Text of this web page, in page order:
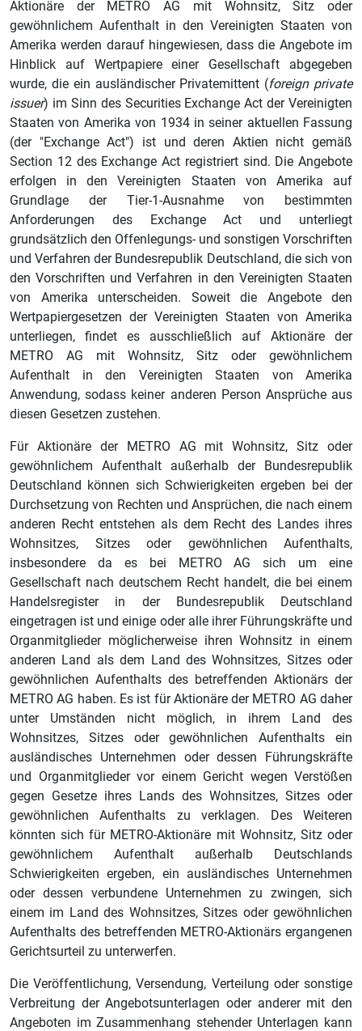
Aktionäre der METRO AG mit Wohnsitz, Sitz oder
gewöhnlichem Aufenthalt in den Vereinigten Staaten von
Amerika werden darauf hingewiesen, dass die Angebote im
Hinblick auf Wertpapiere einer Gesellschaft abgegeben
wurde, die ein ausländischer Privatemittent (foreign private
issuer) im Sinn des Securities Exchange Act der Vereinigten
Staaten von Amerika von 1934 in seiner aktuellen Fassung
(der "Exchange Act") ist und deren Aktien nicht gemäß
Section 12 des Exchange Act registriert sind. Die Angebote
erfolgen in den Vereinigten Staaten von Amerika auf
Grundlage der Tier‑1‑Ausnahme von bestimmten
Anforderungen des Exchange Act und unterliegt
grundsätzlich den Offenlegungs‑ und sonstigen Vorschriften
und Verfahren der Bundesrepublik Deutschland, die sich von
den Vorschriften und Verfahren in den Vereinigten Staaten
von Amerika unterscheiden. Soweit die Angebote den
Wertpapiergesetzen der Vereinigten Staaten von Amerika
unterliegen, findet es ausschließlich auf Aktionäre der
METRO AG mit Wohnsitz, Sitz oder gewöhnlichem
Aufenthalt in den Vereinigten Staaten von Amerika
Anwendung, sodass keiner anderen Person Ansprüche aus
diesen Gesetzen zustehen.
Für Aktionäre der METRO AG mit Wohnsitz, Sitz oder
gewöhnlichem Aufenthalt außerhalb der Bundesrepublik
Deutschland können sich Schwierigkeiten ergeben bei der
Durchsetzung von Rechten und Ansprüchen, die nach einem
anderen Recht entstehen als dem Recht des Landes ihres
Wohnsitzes, Sitzes oder gewöhnlichen Aufenthalts,
insbesondere da es bei METRO AG sich um eine
Gesellschaft nach deutschem Recht handelt, die bei einem
Handelsregister in der Bundesrepublik Deutschland
eingetragen ist und einige oder alle ihrer Führungskräfte und
Organmitglieder möglicherweise ihren Wohnsitz in einem
anderen Land als dem Land des Wohnsitzes, Sitzes oder
gewöhnlichen Aufenthalts des betreffenden Aktionärs der
METRO AG haben. Es ist für Aktionäre der METRO AG daher
unter Umständen nicht möglich, in ihrem Land des
Wohnsitzes, Sitzes oder gewöhnlichen Aufenthalts ein
ausländisches Unternehmen oder dessen Führungskräfte
und Organmitglieder vor einem Gericht wegen Verstößen
gegen Gesetze ihres Lands des Wohnsitzes, Sitzes oder
gewöhnlichen Aufenthalts zu verklagen. Des Weiteren
könnten sich für METRO-Aktionäre mit Wohnsitz, Sitz oder
gewöhnlichem Aufenthalt außerhalb Deutschlands
Schwierigkeiten ergeben, ein ausländisches Unternehmen
oder dessen verbundene Unternehmen zu zwingen, sich
einem im Land des Wohnsitzes, Sitzes oder gewöhnlichen
Aufenthalts des betreffenden METRO-Aktionärs ergangenen
Gerichtsurteil zu unterwerfen.
Die Veröffentlichung, Versendung, Verteilung oder sonstige
Verbreitung der Angebotsunterlagen oder anderer mit den
Angeboten im Zusammenhang stehender Unterlagen kann